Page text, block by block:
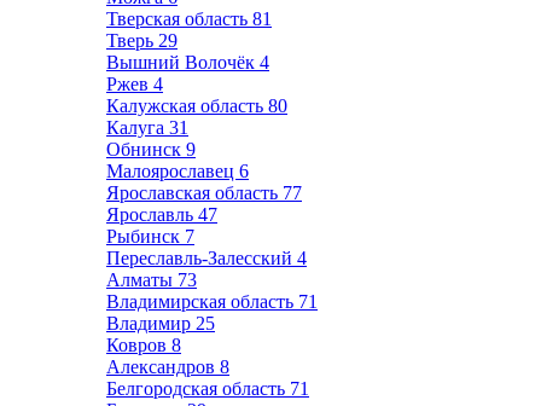
Тверская область 81
Тверь 29
Вышний Волочёк 4
Ржев 4
Калужская область 80
Калуга 31
Обнинск 9
Малоярославец 6
Ярославская область 77
Ярославль 47
Рыбинск 7
Переславль-Залесский 4
Алматы 73
Владимирская область 71
Владимир 25
Ковров 8
Александров 8
Белгородская область 71